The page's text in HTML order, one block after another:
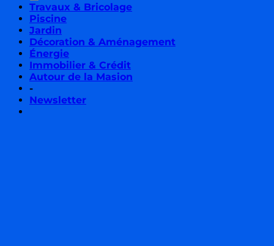
Travaux & Bricolage
Piscine
Jardin
Décoration & Aménagement
Énergie
Immobilier & Crédit
Autour de la Masion
-
Newsletter